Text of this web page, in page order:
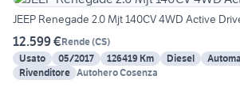
JEEP Renegade 2.0 Mjt 140CV 4WD Active
12.599 €Rende(CS)
Usato
05/2017 126419 Km Diesel
Rivenditore Autohero Cosenza